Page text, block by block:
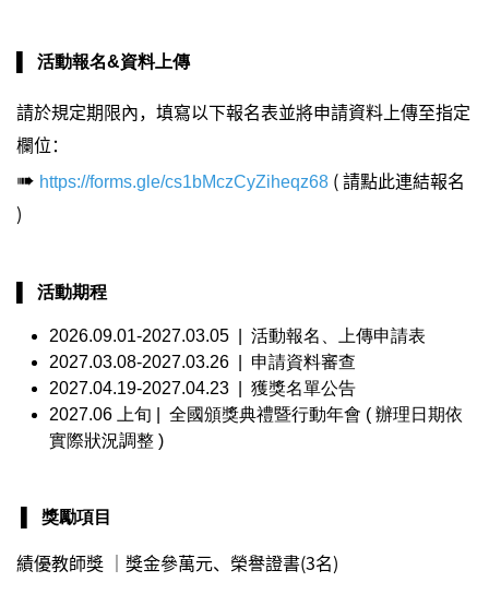
活動報名&資料上傳
請於規定期限內，填寫以下報名表並將申請資料上傳至指定
欄位：
➠ https://forms.gle/cs1bMczCyZiheqz68 ( 請點此連結報名
)
活動期程
2026.09.01-2027.03.05 | 活動報名、上傳申請表
2027.03.08-2027.03.26 | 申請資料審查
2027.04.19-2027.04.23 | 獲獎名單公告
2027.06 上旬 | 全國頒獎典禮暨行動年會​ ( 辦理日期依
實際狀況調整 )
獎勵項目
績優教師獎 ｜獎金參萬元、榮譽證書(3名)